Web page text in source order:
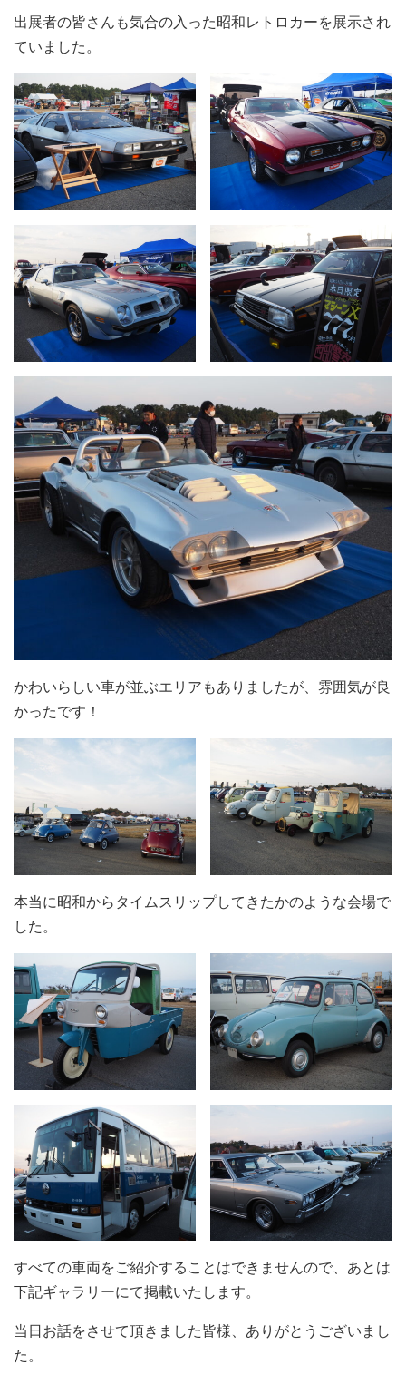
出展者の皆さんも気合の入った昭和レトロカーを展示され
ていました。
かわいらしい車が並ぶエリアもありましたが、雰囲気が良
かったです！
本当に昭和からタイムスリップしてきたかのような会場で
した。
すべての車両をご紹介することはできませんので、あとは
下記ギャラリーにて掲載いたします。
当日お話をさせて頂きました皆様、ありがとうございまし
た。